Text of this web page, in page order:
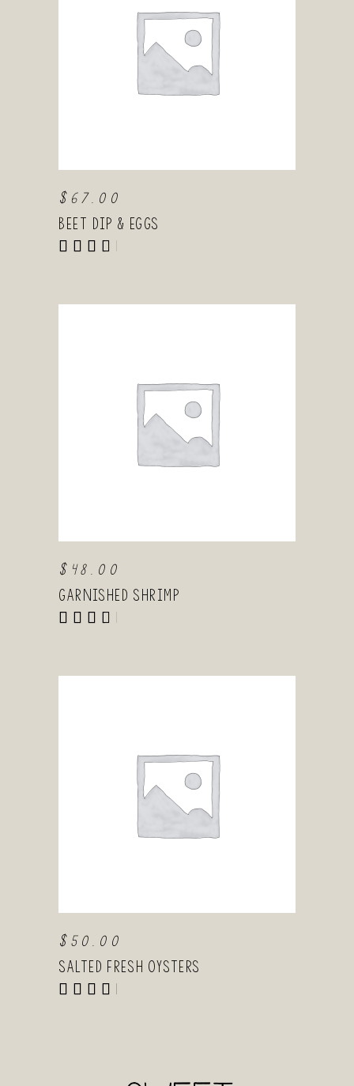
AGGIUNGI AL
CARRELLO
$ 67.00
Beet Dip & Eggs
AGGIUNGI AL
CARRELLO
$ 48.00
Garnished Shrimp
AGGIUNGI AL
CARRELLO
$ 50.00
Salted Fresh Oysters